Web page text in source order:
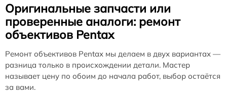
Оригинальные запчасти или
проверенные аналоги: ремонт
объективов Pentax
Ремонт объективов Pentax мы делаем в двух вариантах —
разница только в происхождении детали. Мастер
называет цену по обоим до начала работ, выбор остаётся
за вами.